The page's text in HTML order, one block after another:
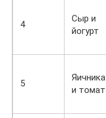
4
Сыр и
йогурт
5
Яичника
и томат